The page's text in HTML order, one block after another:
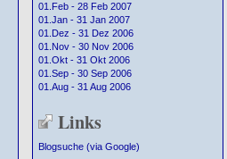
01.Feb - 28 Feb 2007
01.Jan - 31 Jan 2007
01.Dez - 31 Dez 2006
01.Nov - 30 Nov 2006
01.Okt - 31 Okt 2006
01.Sep - 30 Sep 2006
01.Aug - 31 Aug 2006
Links
Blogsuche (via Google)